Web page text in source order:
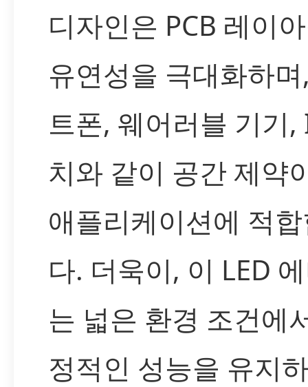
디자인은 PCB 레이
유연성을 극대화하
트폰, 웨어러블 기기,
치와 같이 공간 제약
애플리케이션에 적
다. 더욱이, 이 LED
는 넓은 환경 조건에
정적인 성능을 유지